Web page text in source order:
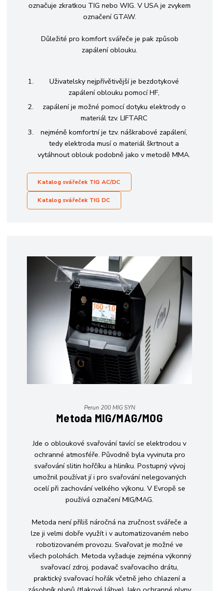
označuje zkratkou TIG nebo WIG. V USA je zvykem
označení GTAW.
Důležité pro komfort svářeče je pak způsob
zapálení oblouku.
Uživatelsky nejpřívětivější je bezdotykové
zapálení oblouku pomocí HF,
zapálení je možné pomocí dotyku elektrody o
materiál tzv. LIFTARC
nejméně komfortní je tzv. náškrabové zapálení,
tedy elektroda musí o materiál škrtnout a
vytáhnout oblouk podobně jako v metodě MMA.
Katalog svářeček TIG AC/DC
Katalog svářeček TIG DC
Perun 200 MIG SYN
Metoda MIG/MAG/MOG
Jde o obloukové svařování tavící se elektrodou v
ochranné atmosféře. Původně byla vyvinuta pro
svařování slitin hořčíku a hliníku. Postupný vývoj
umožnil používat jí i pro svařování nelegovaných
ocelí při zachování velkého výkonu. V Evropě se
používá označení MIG/MAG.
Metoda není příliš náročná na zručnost svářeče a
lze ji velmi dobře využít i v automatizovaném nebo
robotizovaném provozu. Svařovat je možné ve
všech polohách. Metoda vyžaduje zejména výkonný
svařovací zdroj, podavač svařovacího drátu,
praktický svařovací hořák včetně jeho chlazení a